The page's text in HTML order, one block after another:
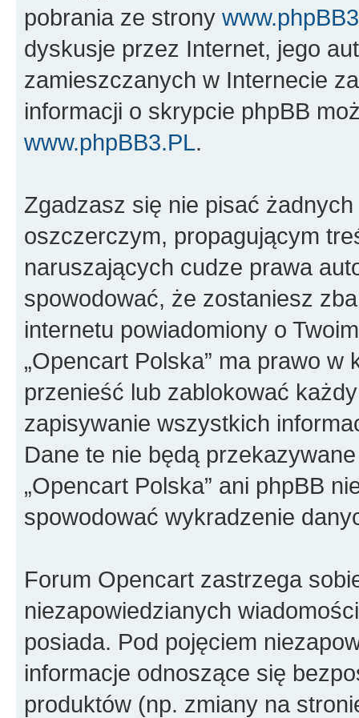
pobrania ze strony
dyskusje przez Internet, jego
zamieszczanych w Internecie
informacji o skrypcie phpBB
www.phpBB3.PL.
Zgadzasz się nie pisać
oszczerczym, propagującym
naruszających cudze prawa
spowodować, że zostaniesz
internetu powiadomiony o
„Opencart Polska” ma prawo
przenieść lub zablokować
zapisywanie wszystkich
Dane te nie będą
„Opencart Polska” ani phpBB
spowodować wykradzenie
Forum Opencart zastrzega
niezapowiedzianych
posiada. Pod pojęciem
informacje odnoszące się
produktów (np. zmiany na